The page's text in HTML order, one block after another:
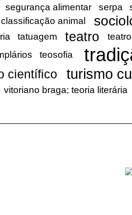
segurança alimentar serpa
animal
tatuagem teatro
teosofia
científico turismo
vitoriano braga; teoria literária